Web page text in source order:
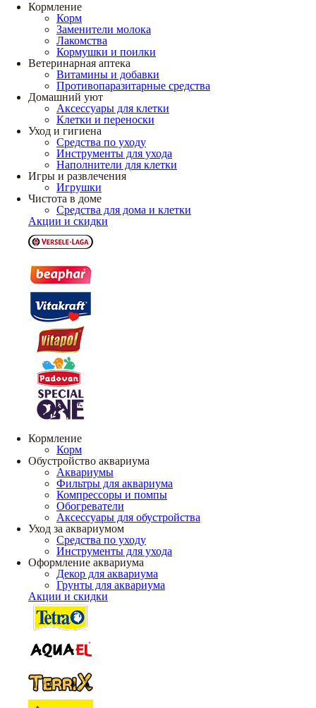
Кормление
Корм
Заменители молока
Лакомства
Кормушки и поилки
Ветеринарная аптека
Витамины и добавки
Противопаразитарные средства
Домашний уют
Аксессуары для клетки
Клетки и переноски
Уход и гигиена
Средства по уходу
Инструменты для ухода
Наполнители для клетки
Игры и развлечения
Игрушки
Чистота в доме
Средства для дома и клетки
Акции и скидки
Кормление
Корм
Обустройство аквариума
Аквариумы
Фильтры для аквариума
Компрессоры и помпы
Обогреватели
Аксессуары для обустройства
Уход за аквариумом
Средства по уходу
Инструменты для ухода
Оформление аквариума
Декор для аквариума
Грунты для аквариума
Акции и скидки